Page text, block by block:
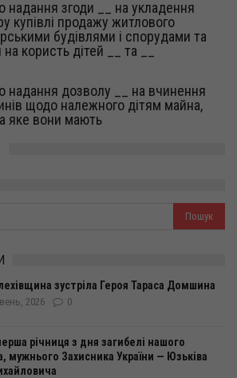
надання згоди __ на укладення
купівлі продажу житлового
будівлями і спорудами та
користь дітей __ та __
надання дозволу __ на вчинення
щодо належного дітям майна,
яке вони мають
зустріла Героя Тараса Домшина
2026 0
річниця з дня загибелі нашого
мужнього Захисника України — Юзьківа